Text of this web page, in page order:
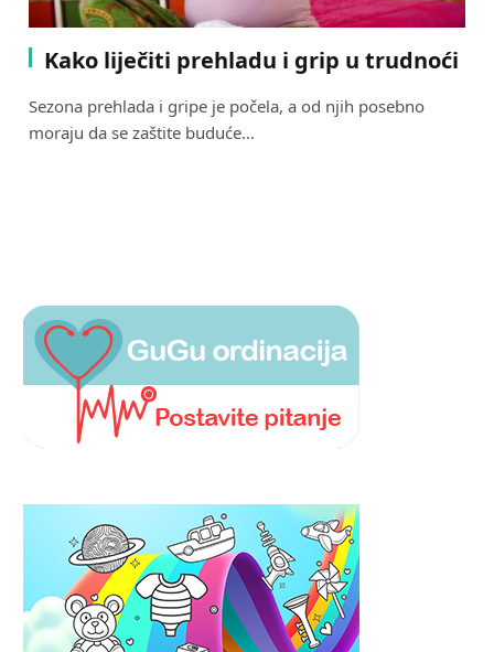
Kako liječiti prehladu i grip u trudnoći
Sezona prehlada i gripe je počela, a od njih posebno
moraju da se zaštite buduće…